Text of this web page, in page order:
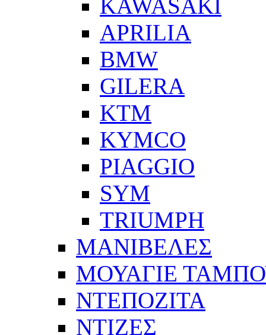
KAWASAKI
APRILIA
BMW
GILERA
KTM
KYMCO
PIAGGIO
SYM
TRIUMPH
ΜΑΝΙΒΕΛΕΣ
ΜΟΥΑΓΙΕ
ΝΤΕΠΟΖΙΤΑ
ΝΤΙΖΕΣ